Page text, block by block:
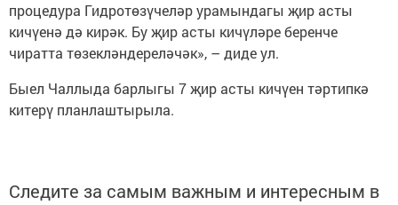
процедура Гидротөзүчеләр урамындагы җир асты
кичүенә дә кирәк. Бу җир асты кичүләре беренче
чиратта төзекләндереләчәк», – диде ул.
Быел Чаллыда барлыгы 7 җир асты кичүен тәртипкә
китерү планлаштырыла.
Следите за самым важным и интересным в